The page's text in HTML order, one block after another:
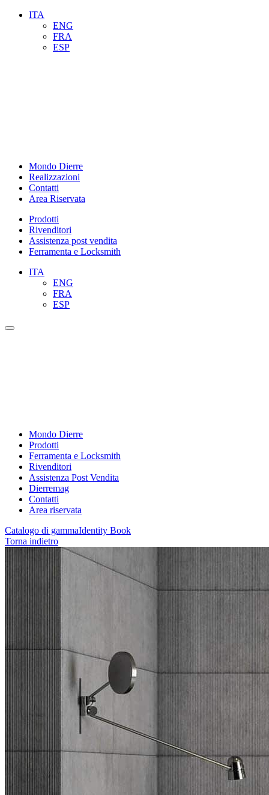
ITA
ENG
FRA
ESP
Mondo Dierre
Realizzazioni
Contatti
Area Riservata
Prodotti
Rivenditori
Assistenza post vendita
Ferramenta e Locksmith
ITA
ENG
FRA
ESP
Mondo Dierre
Prodotti
Ferramenta e Locksmith
Rivenditori
Assistenza Post Vendita
Dierremag
Contatti
Area riservata
Catalogo di gammaIdentity Book
Torna indietro